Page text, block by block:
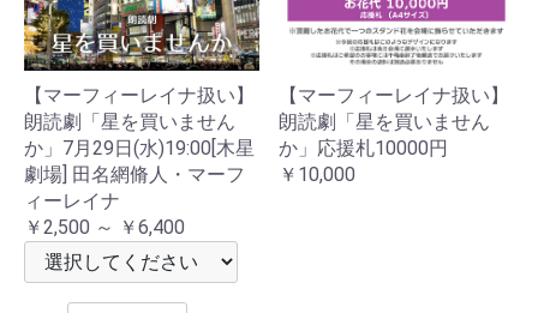
【マーフィーレイナ扱い】
朗読劇「星を買いません
か」7月29日(水)19:00[木星
劇場] 田名網脩人・マーフ
ィーレイナ
￥2,500 ～ ￥6,400
【マーフィーレイナ扱い】
朗読劇「星を買いません
か」応援札10000円
￥10,000